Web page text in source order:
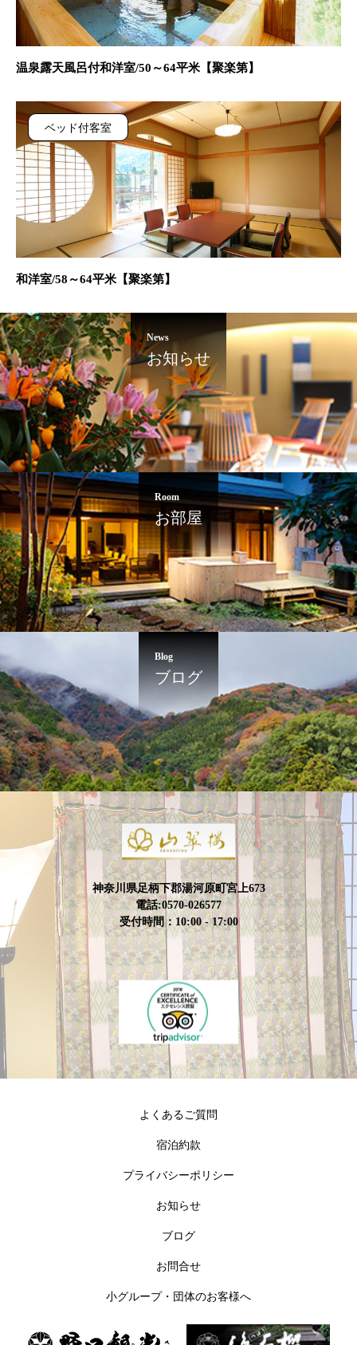
温泉露天風呂付和洋室/50～64平米【聚楽第】
ベッド付客室
和洋室/58～64平米【聚楽第】
News
お知らせ
Room
お部屋
Blog
ブログ
神奈川県足柄下郡湯河原町宮上673
電話:0570-026577
受付時間：10:00 - 17:00
よくあるご質問
宿泊約款
プライバシーポリシー
お知らせ
ブログ
お問合せ
小グループ・団体のお客様へ